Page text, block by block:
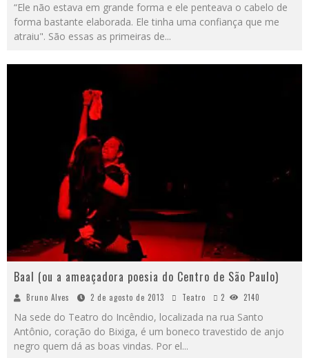
“Ele não estava em grande forma e ele penteava o cabelo de
forma bastante elaborada. Ele tinha uma confiança que me
atraiu". São essas as primeiras de...
Baal (ou a ameaçadora poesia do Centro de São Paulo)
Bruno Alves 2 de agosto de 2013 Teatro 2 2140
Na sede do Teatro do Incêndio, localizada na rua Santo
Antônio, coração do Bixiga, é um boneco travestido de anjo
negro quem dá as boas vindas. Por el...